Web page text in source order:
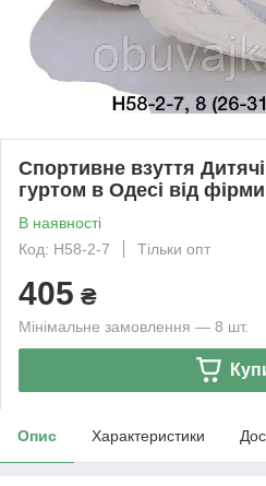
Спортивне взуття
гуртом в Одесі від
В наявності
Код: H58-2-7
Тільки опт
405 ₴
Мінімальне замовлення — 8 шт.
Опис Характеристики